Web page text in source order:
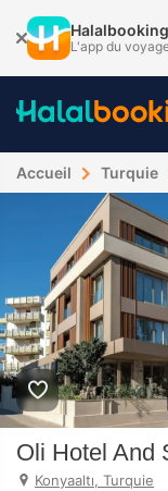
Halalbooking
L'app du
Accueil Turquie
Oli Hotel And
Konyaaltı, Turquie